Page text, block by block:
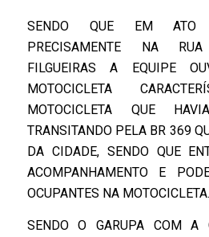
SENDO QUE EM ATO
PRECISAMENTE NA
FILGUEIRAS A EQUIPE
MOTOCICLETA
MOTOCICLETA QUE
TRANSITANDO PELA BR 369
DA CIDADE, SENDO QUE
ACOMPANHAMENTO E
OCUPANTES NA MOTOCICLETA.
SENDO O GARUPA COM A